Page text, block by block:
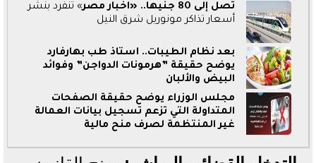
تصل إلى 80 جنيها.. « اخبار مصر» تنفرد بنشر
أسعار تذاكر مونوريل شرق النيل
بعد نظام الطيبات.. أستاذ طب بهارفارد
يوضح حقيقة ”هرمونات الدواجن” وفوائد
البيض والألبان
مجلس الوزراء يوضح حقيقة الصفحات
المتداولة التي تزعم تسجيل بيانات العمالة
غير المنتظمة لصرف منح مالية